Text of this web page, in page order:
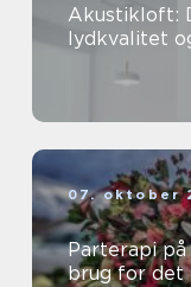
Akustikloft:
lydkvalitet
07. oktober
Parterapi
brug for det